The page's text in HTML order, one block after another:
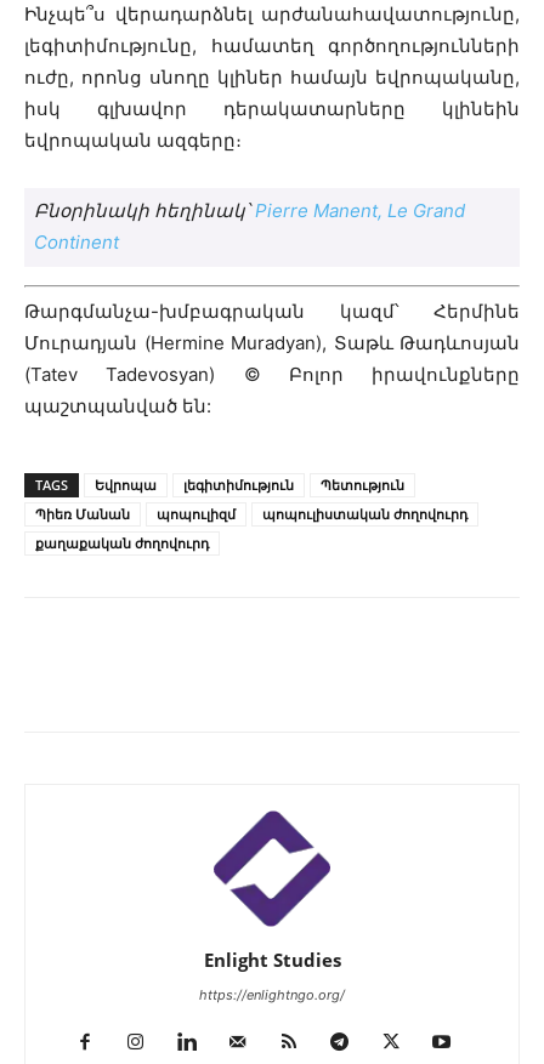
Ինչպե՞ս վերադարձնել արժանահավատությունը,
լեգիտիմությունը, համատեղ գործողությունների
ուժը, որոնց սնողը կլիներ համայն եվրոպականը,
իսկ գլխավոր դերակատարները կլինեին
եվրոպական ազգերը։
Բնօրինակի հեղինակ՝Pierre Manent, Le Grand
Continent
Թարգմանչա-խմբագրական կազմ՝ Հերմինե
Մուրադյան (Hermine Muradyan), Տաթև Թադևոսյան
(Tatev Tadevosyan) © Բոլոր իրավունքները
պաշտպանված են:
TAGS Եվրոպա լեգիտիմություն
Պետություն
Պիեռ Մանան
պոպուլիզմ
պոպուլիստական ժողովուրդ
քաղաքական ժողովուրդ
Enlight Studies
https://enlightngo.org/